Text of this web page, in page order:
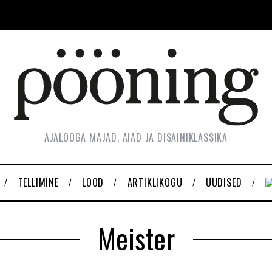
AJALOOGA MAJAD, AIAD JA DISAINIKLASSIKA
TELLIMINE LOOD ARTIKLIKOGU UUDISED
Meister